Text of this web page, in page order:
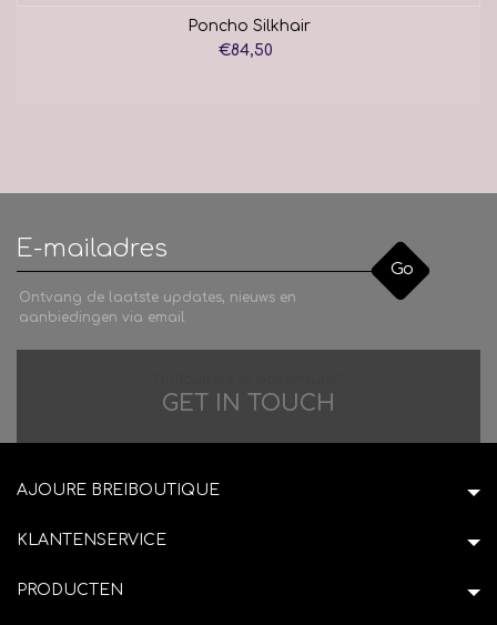
Poncho Silkhair
€84,50
Go
Ontvang de laatste updates, nieuws en
aanbiedingen via email
GET IN TOUCH
AJOURE BREIBOUTIQUE
KLANTENSERVICE
PRODUCTEN